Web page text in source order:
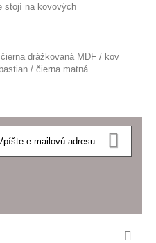
stojí na kovových
drážkovaná MDF / kov
/ čierna matná